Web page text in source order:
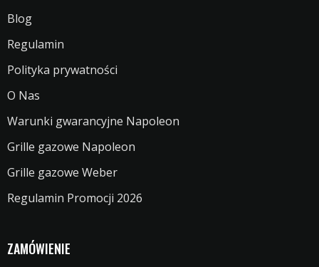
Blog
Regulamin
Polityka prywatności
O Nas
Warunki gwarancyjne Napoleon
Grille gazowe Napoleon
Grille gazowe Weber
Regulamin Promocji 2026
ZAMÓWIENIE